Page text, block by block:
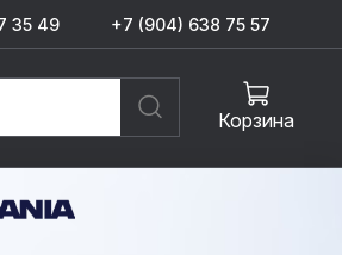
35 49 +7 (904) 638 75 57
Корзина